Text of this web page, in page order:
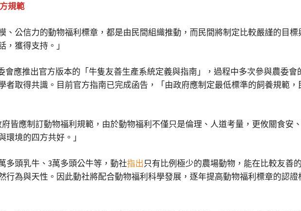
規範
、公信力的動物福利標章，都是由民間組織推動，而民間將制定比較嚴謹的目
獲得支持。」
會應推出官方版本的「牛隻友善生產系統定義與指南」，過程中多次參與農委
者取得共識。目前官方指南已完成函告，「由政府應制定最低標準的飼養規範
皆應制訂動物福利規範，由於動物福利不僅只是倫理、人道考量，更攸關食安
境的四方共好。」
多頭乳牛、3萬多頭公牛等，動社指出只有比例極少的農場動物，能在比較友善
行為與天性。因此動社將配合動物福利科學發展，逐年提高動物福利標章的認